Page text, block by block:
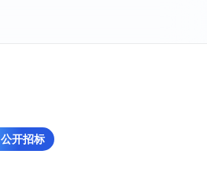
公开招标